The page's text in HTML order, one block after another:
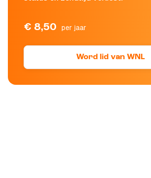
€ 8,50 per jaar
Word lid van WNL